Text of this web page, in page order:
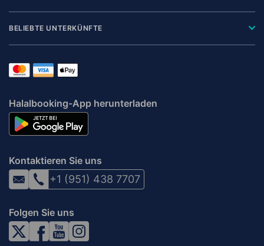
BELIEBTE UNTERKÜNFTE
Halalbooking-App herunterladen
Kontaktieren Sie uns
+1 (951) 438 7707
Folgen Sie uns